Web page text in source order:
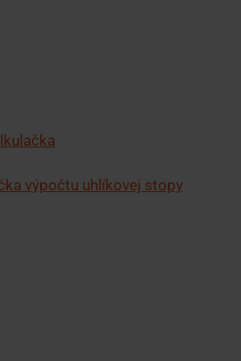
výpočtu uhlíkovej stopy